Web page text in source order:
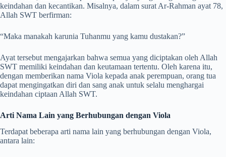
keindahan dan kecantikan. Misalnya, dalam surat Ar-Rahman ayat 78,
Allah SWT berfirman:
“Maka manakah karunia Tuhanmu yang kamu dustakan?”
Ayat tersebut mengajarkan bahwa semua yang diciptakan oleh Allah
SWT memiliki keindahan dan keutamaan tertentu. Oleh karena itu,
dengan memberikan nama Viola kepada anak perempuan, orang tua
dapat mengingatkan diri dan sang anak untuk selalu menghargai
keindahan ciptaan Allah SWT.
Arti Nama Lain yang Berhubungan dengan Viola
Terdapat beberapa arti nama lain yang berhubungan dengan Viola,
antara lain: